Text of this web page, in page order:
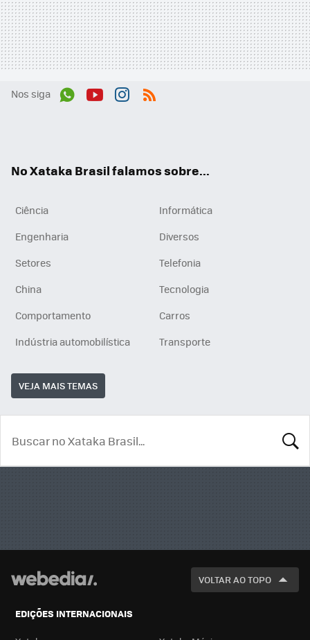
Nos siga
No Xataka Brasil falamos sobre...
Ciência
Informática
Engenharia
Diversos
Setores
Telefonia
China
Tecnologia
Comportamento
Carros
Indústria automobilística
Transporte
VEJA MAIS TEMAS
VOLTAR AO TOPO
EDIÇÕES INTERNACIONAIS